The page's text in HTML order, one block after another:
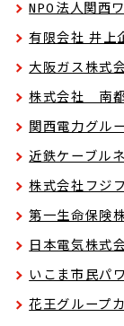
NPO法人関西
有限会社 井上
大阪ガス株式
株式会社 南
関西電力グル
近鉄ケーブル
株式会社フジ
第一生命保険
日本電気株式
いこま市民パ
花王グループ